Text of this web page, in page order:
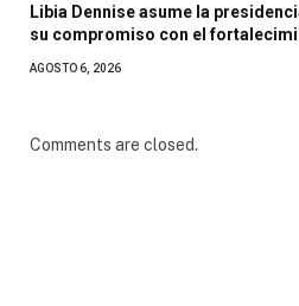
Libia Dennise asume la
su compromiso con el
AGOSTO 6, 2026
Comments are closed.